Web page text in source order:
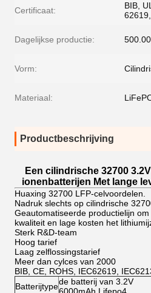
Certificaat:
BIB,
Dagelijkse productie:
Vorm:
Materiaal:
Productbeschrijving
Een cilindrische 32700
ionenbatterijen Met lange
Huaxing 32700 LFP-celvoordelen.
Nadruk slechts op cilindrische
Geautomatiseerde productielijn
kwaliteit en lage kosten het
Sterk R&D-team
Hoog tarief
Laag zelflossingstarief
Meer dan cylces van 2000
BIB, CE, ROHS, IEC62619,
Batterijtypede batterij van 3.2V